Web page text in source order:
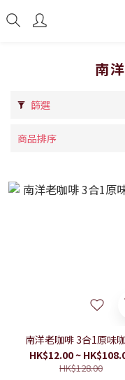
南
篩選
商品排序
南洋老咖啡 3合1原味
HK$12.00 ~
HK$128.00